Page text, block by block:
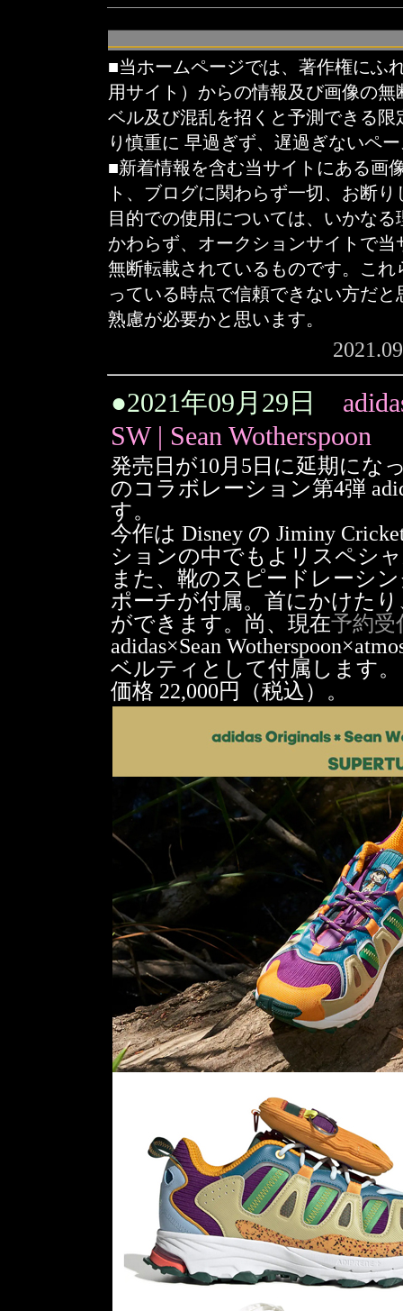
■当ホームページでは、著作権にふ
用サイト）からの情報及び画像の
ベル及び混乱を招くと予測できる
り慎重に 早過ぎず、遅過ぎないペ
■新着情報を含む当サイトにある画
ト、ブログに関わらず一切、お断
目的での使用については、いかな
かわらず、オークションサイトで
無断転載されているものです。こ
っている時点で信頼できない方だ
熟慮が必要かと思います。
●2021年09月29日
SW | Sean Wotherspoon
発売日が10月5日に延期になっ
のコラボレーション第4弾
す。
今作は Disney の Jiminy
ションの中でもよリスペシ
また、靴のスピードレーシ
ポーチが付属。首にかけた
ができます。尚、現在予約受
adidas×Sean
ベルティとして付属します。
価格 22,000円（税込）。